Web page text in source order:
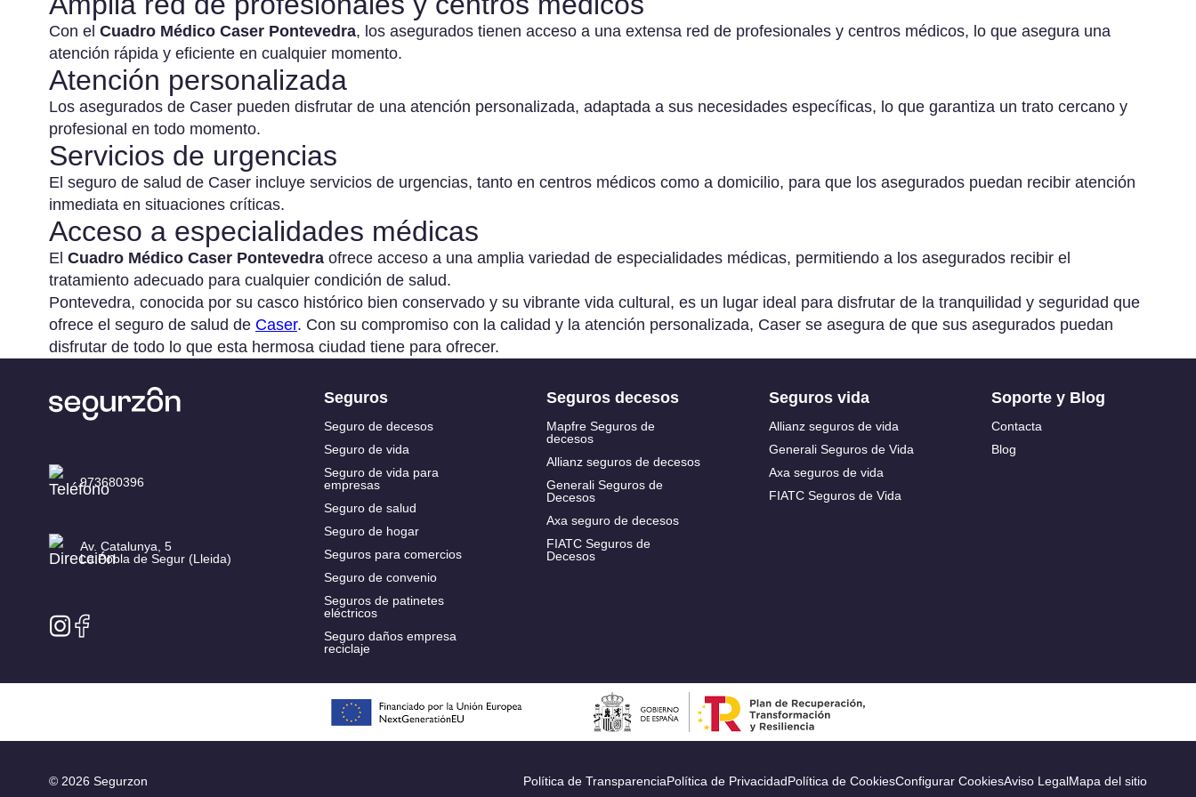
decesos precio
Seguro de
decesos barato
Seguro para
empresas de
Civil para
empresas
Seguro de
Ciberseguridad
para empresas
Seguro para
Administradores y
Directivos (D&O)
AXA MAPFRE
Reale
Ver
Con el Cuadro Médico Caser Pontevedra, los asegurados tienen acceso a una extensa red de profesionales y centros médicos, lo que asegura una
atención rápida y eficiente en cualquier momento.
Atención personalizada
Los asegurados de Caser pueden disfrutar de una atención personalizada, adaptada a sus necesidades específicas, lo que garantiza un trato cercano y
profesional en todo momento.
Servicios de urgencias
El seguro de salud de Caser incluye servicios de urgencias, tanto en centros médicos como a domicilio, para que los asegurados puedan recibir atención
inmediata en situaciones críticas.
Acceso a especialidades médicas
El Cuadro Médico Caser Pontevedra ofrece acceso a una amplia variedad de especialidades médicas, permitiendo a los asegurados recibir el
tratamiento adecuado para cualquier condición de salud.
Pontevedra, conocida por su casco histórico bien conservado y su vibrante vida cultural, es un lugar ideal para disfrutar de la tranquilidad y seguridad que
ofrece el seguro de salud de Caser. Con su compromiso con la calidad y la atención personalizada, Caser se asegura de que sus asegurados puedan
disfrutar de todo lo que esta hermosa ciudad tiene para ofrecer.
973680396
Av. Catalunya, 5
La Pobla de Segur (Lleida)
Seguros
Seguro de decesos
Seguro de vida
Seguro de vida para
empresas
Seguro de salud
Seguro de hogar
Seguros para comercios
Seguro de convenio
Seguros de patinetes
eléctricos
Seguro daños empresa
reciclaje
Seguros decesos
Mapfre Seguros de
decesos
Allianz seguros de decesos
Generali Seguros de
Decesos
Axa seguro de decesos
FIATC Seguros de
Decesos
Seguros vida
Allianz seguros de vida
Generali Seguros de Vida
Axa seguros de vida
FIATC Seguros de Vida
Soporte y Blog
Contacta
Blog
© 2026 Segurzon Política de TransparenciaPolítica de PrivacidadPolítica de CookiesConfigurar CookiesAviso LegalMapa del sitio